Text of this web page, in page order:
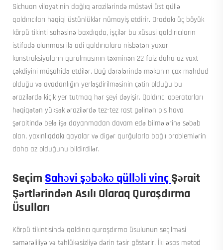
Sichuan vilayətinin dağlıq ərazilərində müstəvi üst qüllə
qaldırıcıları həqiqi üstünlüklər nümayiş etdirir. Oradakı üç böyük
körpü tikinti sahəsinə baxdıqda, işçilər bu xüsusi qaldırıcıların
istifadə olunması ilə adi qaldırıcılara nisbətən yuxarı
konstruksiyaların qurulmasının təxminən 22 faiz daha az vaxt
çəkdiyini müşahidə etdilər. Dağ dərələrində məkanın çox məhdud
olduğu və avadanlığın yerləşdirilməsinin çətin olduğu bu
ərazilərdə kiçik yer tutmaq hər şeyi dəyişir. Qaldırıcı operatorları
həqiqətən yüksək ərazilərdə tez-tez rast gəlinən pis hava
şəraitində belə işə dayanmadan davam edə bilmələrinə səbəb
olan, yaxınlıqdakı qayalar və digər qurğularla bağlı problemlərin
daha az olduğunu bildirdilər.
Seçim Sahəvi şəbəkə qülləli vinç Şərait
Şərtlərindən Asılı Olaraq Quraşdırma
Üsulları
Körpü tikintisində qaldırıcı quraşdırma üsulunun seçilməsi
səmərəliliyə və təhlükəsizliyə dərin təsir göstərir. İki əsas metod